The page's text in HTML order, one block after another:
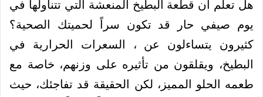
هل تعلم أن قطعة البطيخ المنعشة التي تتناولها في
يوم صيفي حار قد تكون سراً لحميتك الصحية؟
كثيرون يتساءلون عن ، السعرات الحرارية في
البطيخ، ويقلقون من تأثيره على وزنهم، خاصة مع
طعمه الحلو المميز، لكن الحقيقة قد تفاجئك، حيث